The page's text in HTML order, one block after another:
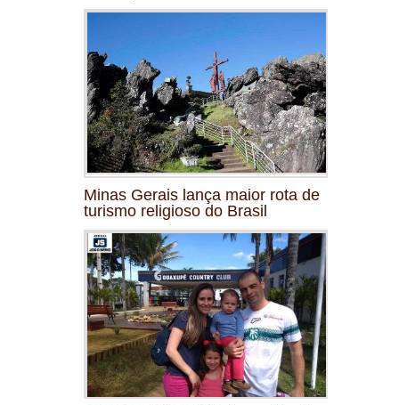
Minas Gerais lança maior rota de
turismo religioso do Brasil